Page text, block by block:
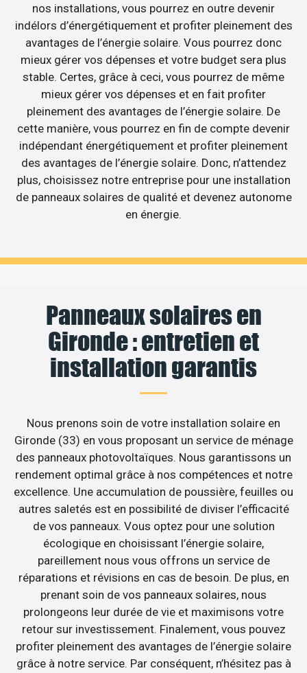
nos installations, vous pourrez en outre devenir
indélors d’énergétiquement et profiter pleinement des
avantages de l’énergie solaire. Vous pourrez donc
mieux gérer vos dépenses et votre budget sera plus
stable. Certes, grâce à ceci, vous pourrez de même
mieux gérer vos dépenses et en fait profiter
pleinement des avantages de l’énergie solaire. De
cette manière, vous pourrez en fin de compte devenir
indépendant énergétiquement et profiter pleinement
des avantages de l’énergie solaire. Donc, n’attendez
plus, choisissez notre entreprise pour une installation
de panneaux solaires de qualité et devenez autonome
en énergie.
Panneaux solaires en
Gironde : entretien et
installation garantis
Nous prenons soin de votre installation solaire en
Gironde (33) en vous proposant un service de ménage
des panneaux photovoltaïques. Nous garantissons un
rendement optimal grâce à nos compétences et notre
excellence. Une accumulation de poussière, feuilles ou
autres saletés est en possibilité de diviser l’efficacité
de vos panneaux. Vous optez pour une solution
écologique en choisissant l’énergie solaire,
pareillement nous vous offrons un service de
réparations et révisions en cas de besoin. De plus, en
prenant soin de vos panneaux solaires, nous
prolongeons leur durée de vie et maximisons votre
retour sur investissement. Finalement, vous pouvez
profiter pleinement des avantages de l’énergie solaire
grâce à notre service. Par conséquent, n’hésitez pas à